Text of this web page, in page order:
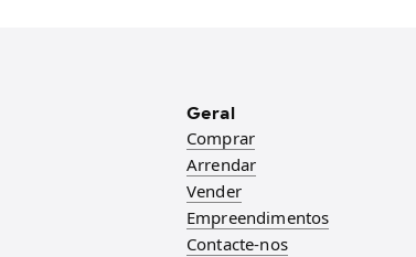
Geral
Comprar
Arrendar
Vender
Empreendimentos
Contacte-nos